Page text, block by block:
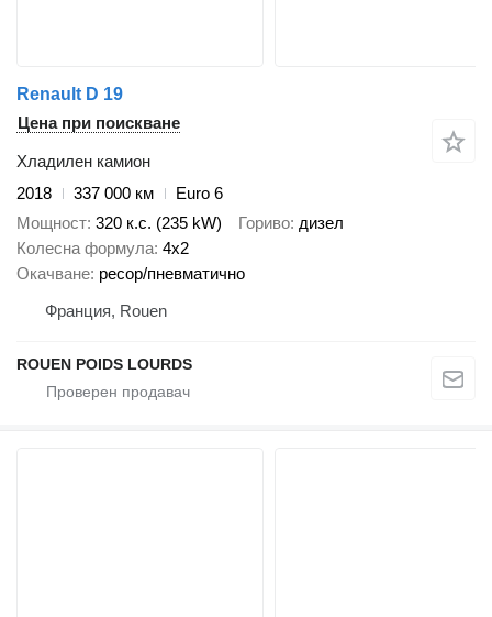
Renault D 19
Цена при поискване
Хладилен камион
2018
337 000 км
Euro 6
Мощност 320 к.с. (235 kW) Гориво дизел
Колесна формула 4x2
Окачване ресор/пневматично
Франция, Rouen
ROUEN POIDS LOURDS